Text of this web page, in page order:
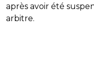
après avoir été
arbitre.